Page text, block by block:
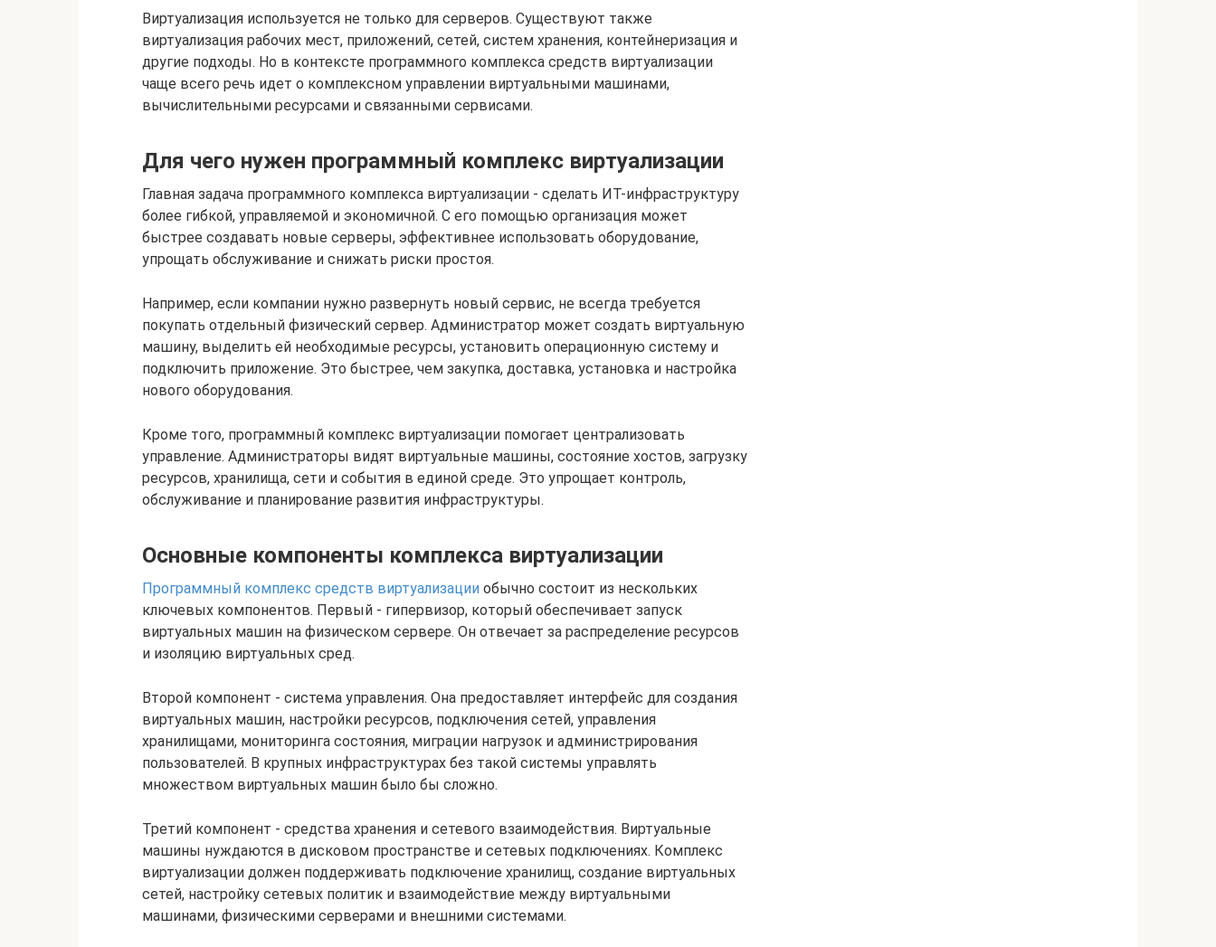
Виртуализация используется не только для серверов. Существуют также
виртуализация рабочих мест, приложений, сетей, систем хранения, контейнеризация и
другие подходы. Но в контексте программного комплекса средств виртуализации
чаще всего речь идет о комплексном управлении виртуальными машинами,
вычислительными ресурсами и связанными сервисами.
Для чего нужен программный комплекс виртуализации
Главная задача программного комплекса виртуализации - сделать ИТ-инфраструктуру
более гибкой, управляемой и экономичной. С его помощью организация может
быстрее создавать новые серверы, эффективнее использовать оборудование,
упрощать обслуживание и снижать риски простоя.
Например, если компании нужно развернуть новый сервис, не всегда требуется
покупать отдельный физический сервер. Администратор может создать виртуальную
машину, выделить ей необходимые ресурсы, установить операционную систему и
подключить приложение. Это быстрее, чем закупка, доставка, установка и настройка
нового оборудования.
Кроме того, программный комплекс виртуализации помогает централизовать
управление. Администраторы видят виртуальные машины, состояние хостов, загрузку
ресурсов, хранилища, сети и события в единой среде. Это упрощает контроль,
обслуживание и планирование развития инфраструктуры.
Основные компоненты комплекса виртуализации
Программный комплекс средств виртуализации обычно состоит из нескольких
ключевых компонентов. Первый - гипервизор, который обеспечивает запуск
виртуальных машин на физическом сервере. Он отвечает за распределение ресурсов
и изоляцию виртуальных сред.
Второй компонент - система управления. Она предоставляет интерфейс для создания
виртуальных машин, настройки ресурсов, подключения сетей, управления
хранилищами, мониторинга состояния, миграции нагрузок и администрирования
пользователей. В крупных инфраструктурах без такой системы управлять
множеством виртуальных машин было бы сложно.
Третий компонент - средства хранения и сетевого взаимодействия. Виртуальные
машины нуждаются в дисковом пространстве и сетевых подключениях. Комплекс
виртуализации должен поддерживать подключение хранилищ, создание виртуальных
сетей, настройку сетевых политик и взаимодействие между виртуальными
машинами, физическими серверами и внешними системами.